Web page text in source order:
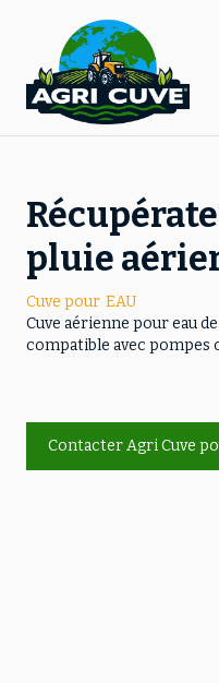
pluie
Cuve pour EAU
Cuve aérienne pour eau
compatible avec pompes
Contacter Agri Cuve